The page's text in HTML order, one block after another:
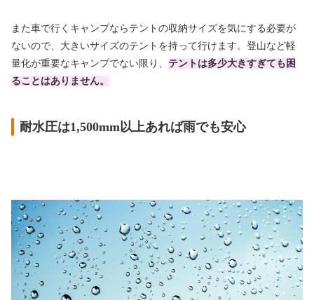
また車で行くキャンプならテントの収納サイズを気にする必要が
ないので、大きいサイズのテントを持って行けます。登山など軽
量化が重要なキャンプでない限り、 テントは多少大きすぎても困
ることはありません。
耐水圧は1,500mm以上あれば雨でも安心